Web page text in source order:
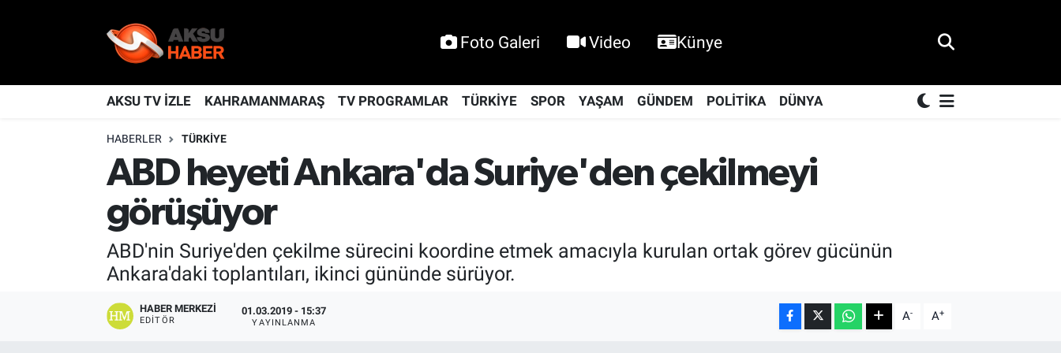
Foto Galeri Video Künye
AKSU TV İZLE KAHRAMANMARAŞ TV PROGRAMLAR TÜRKİYE SPOR YAŞAM GÜNDEM POLİTİKA DÜNYA
HABERLER TÜRKİYE
ABD heyeti Ankara'da Suriye'den çekilmeyi
görüşüyor
ABD'nin Suriye'den çekilme sürecini koordine etmek amacıyla kurulan ortak görev gücünün
Ankara'daki toplantıları, ikinci gününde sürüyor.
HABER MERKEZI
EDITÖR
01.03.2019 - 15:37
YAYINLANMA A- A+
KAHRAMANMARAŞ
Nöbetçi Eczaneler
Hava Durumu
Kahramanmaraş Namaz Vakitleri
Trafik Durumu
TFF 2.Lig Kırmızı Grup Puan Durumu ve Fikstür
Tüm Manşetler
Son Dakika Haberleri